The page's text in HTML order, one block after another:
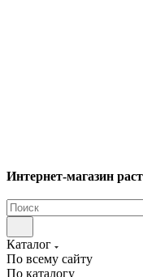
Интернет-магазин
Каталог
По всему сайту
По каталогу